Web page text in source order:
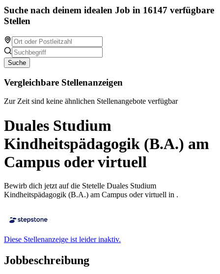
Suche nach deinem idealen Job in 16147 verfügbare
Stellen
Suche
Vergleichbare Stellenanzeigen
Zur Zeit sind keine ähnlichen Stellenangebote verfügbar
Duales Studium
Kindheitspädagogik (B.A.) am
Campus oder virtuell
Bewirb dich jetzt auf die Stetelle Duales Studium
Kindheitspädagogik (B.A.) am Campus oder virtuell in .
Diese Stellenanzeige ist leider inaktiv.
Jobbeschreibung